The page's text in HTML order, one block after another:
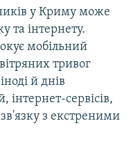
у Криму може
та інтернету.
мобільний
тривог
й днів
інтернет-сервісів,
з екстреними